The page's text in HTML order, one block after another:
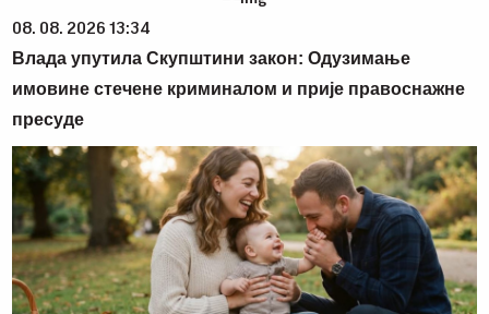
08. 08. 2026 13:34
Влада упутила Скупштини закон: Одузимање
имовине стечене криминалом и прије правоснажне
пресуде